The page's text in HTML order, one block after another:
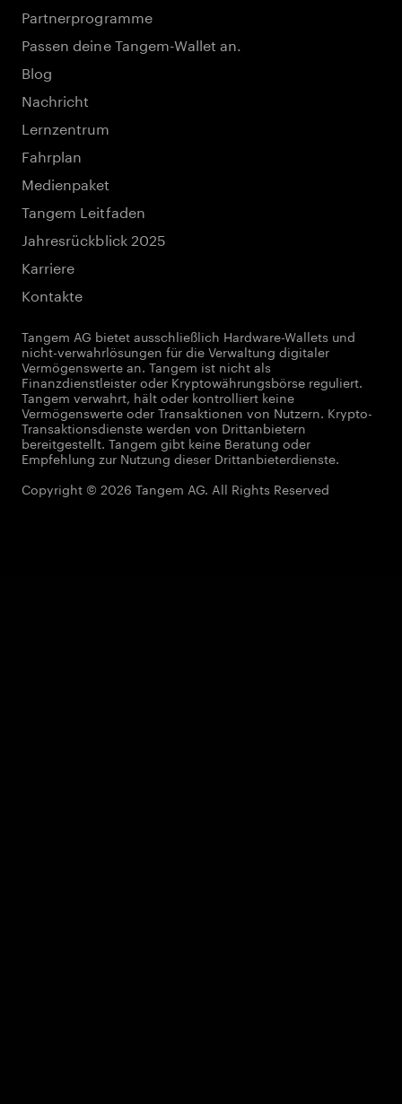
Partnerprogramme
Passen deine Tangem-Wallet an.
Blog
Nachricht
Lernzentrum
Fahrplan
Medienpaket
Tangem Leitfaden
Jahresrückblick 2025
Karriere
Kontakte
Tangem AG bietet ausschließlich Hardware-Wallets und
nicht-verwahrlösungen für die Verwaltung digitaler
Vermögenswerte an. Tangem ist nicht als
Finanzdienstleister oder Kryptowährungsbörse reguliert.
Tangem verwahrt, hält oder kontrolliert keine
Vermögenswerte oder Transaktionen von Nutzern. Krypto-
Transaktionsdienste werden von Drittanbietern
bereitgestellt. Tangem gibt keine Beratung oder
Empfehlung zur Nutzung dieser Drittanbieterdienste.